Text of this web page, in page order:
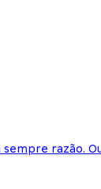
razão.